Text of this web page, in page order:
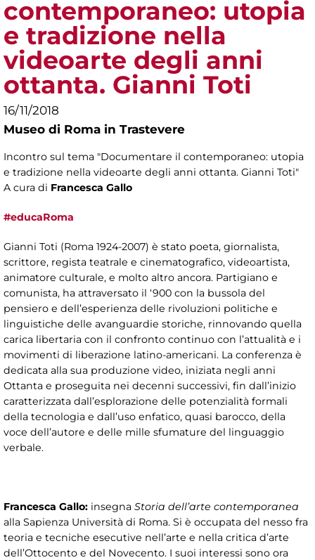
contemporaneo: utopia
e tradizione nella
videoarte degli anni
ottanta. Gianni Toti
16/11/2018
Museo di Roma in Trastevere
Incontro sul tema "Documentare il contemporaneo: utopia
e tradizione nella videoarte degli anni ottanta. Gianni Toti"
A cura di Francesca Gallo
#educaRoma
Gianni Toti (Roma 1924-2007) è stato poeta, giornalista,
scrittore, regista teatrale e cinematografico, videoartista,
animatore culturale, e molto altro ancora. Partigiano e
comunista, ha attraversato il ‘900 con la bussola del
pensiero e dell’esperienza delle rivoluzioni politiche e
linguistiche delle avanguardie storiche, rinnovando quella
carica libertaria con il confronto continuo con l’attualità e i
movimenti di liberazione latino-americani. La conferenza è
dedicata alla sua produzione video, iniziata negli anni
Ottanta e proseguita nei decenni successivi, fin dall’inizio
caratterizzata dall’esplorazione delle potenzialità formali
della tecnologia e dall’uso enfatico, quasi barocco, della
voce dell’autore e delle mille sfumature del linguaggio
verbale.
Francesca Gallo: insegna Storia dell’arte contemporanea
alla Sapienza Università di Roma. Si è occupata del nesso fra
teoria e tecniche esecutive nell’arte e nella critica d’arte
dell’Ottocento e del Novecento. I suoi interessi sono ora